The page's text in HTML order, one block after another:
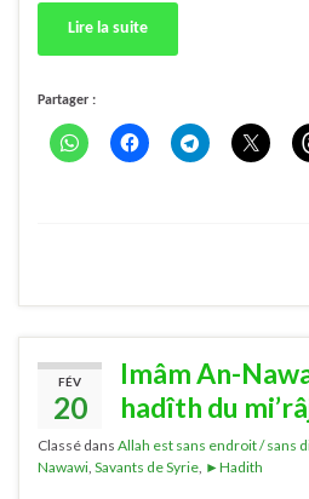
Lire la suite
Partager :
FÉV
20
Imâm An-
hadîth du
Classé dans Allah est sans endroit / sans
Nawawi, Savants de Syrie, ►Hadith